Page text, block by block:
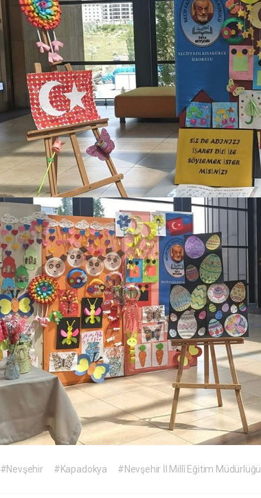
#Nevşehir #Kapadokya #Nevşehir İl Millî Eğitim Müdürlüğü